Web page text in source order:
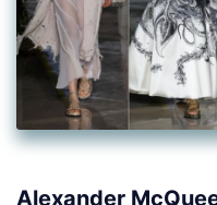
Alexander